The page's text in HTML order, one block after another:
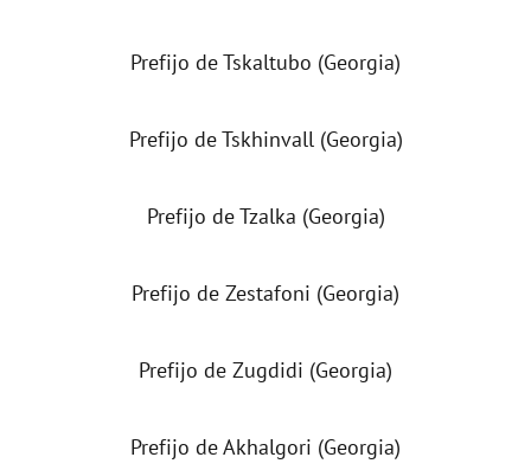
Prefijo de Tskaltubo (Georgia)
Prefijo de Tskhinvall (Georgia)
Prefijo de Tzalka (Georgia)
Prefijo de Zestafoni (Georgia)
Prefijo de Zugdidi (Georgia)
Prefijo de Akhalgori (Georgia)